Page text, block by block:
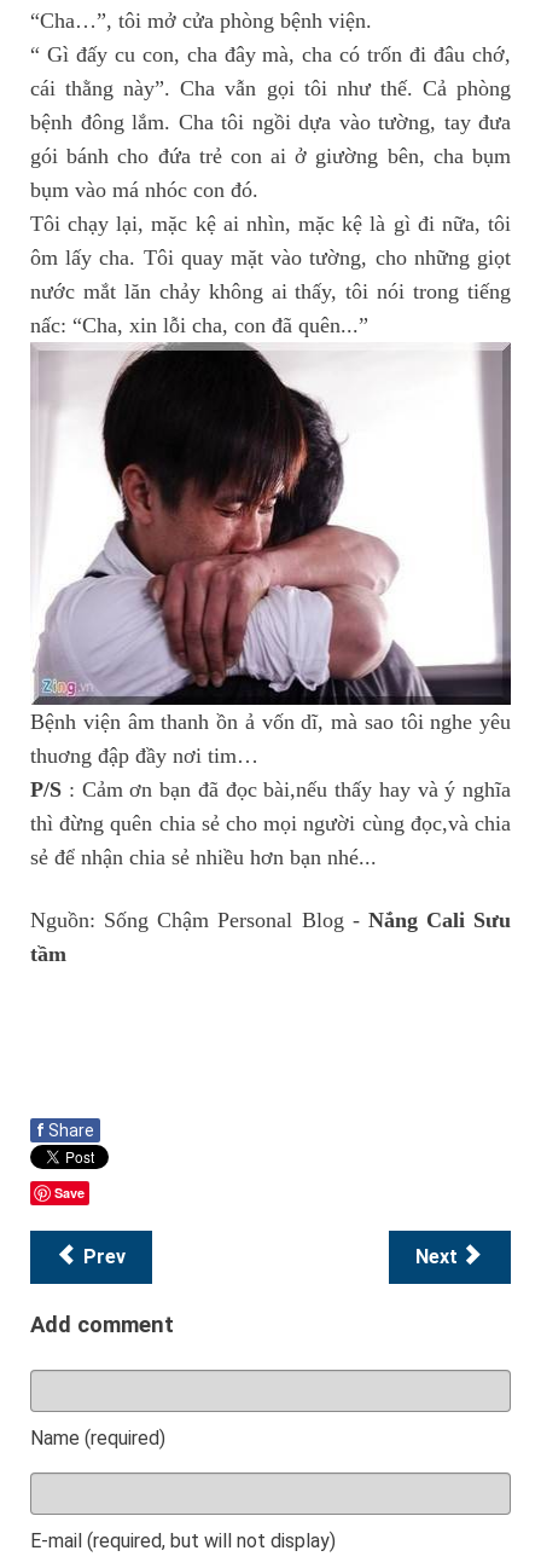
“Cha…”, tôi mở cửa phòng bệnh viện.
“ Gì đấy cu con, cha đây mà, cha có trốn đi đâu chớ,
cái thằng này”. Cha vẫn gọi tôi như thế. Cả phòng
bệnh đông lắm. Cha tôi ngồi dựa vào tường, tay đưa
gói bánh cho đứa trẻ con ai ở giường bên, cha bụm
bụm vào má nhóc con đó.
Tôi chạy lại, mặc kệ ai nhìn, mặc kệ là gì đi nữa, tôi
ôm lấy cha. Tôi quay mặt vào tường, cho những giọt
nước mắt lăn chảy không ai thấy, tôi nói trong tiếng
nấc: “Cha, xin lỗi cha, con đã quên...”
Bệnh viện âm thanh ồn ả vốn dĩ, mà sao tôi nghe yêu
thuơng đập đầy nơi tim…
P/S : Cảm ơn bạn đã đọc bài,nếu thấy hay và ý nghĩa
thì đừng quên chia sẻ cho mọi người cùng đọc,và chia
sẻ để nhận chia sẻ nhiều hơn bạn nhé...
Nguồn: Sống Chậm Personal Blog - Nắng Cali Sưu
tầm
f Share
Save
Prev Next
Add comment
Name (required)
E-mail (required, but will not display)